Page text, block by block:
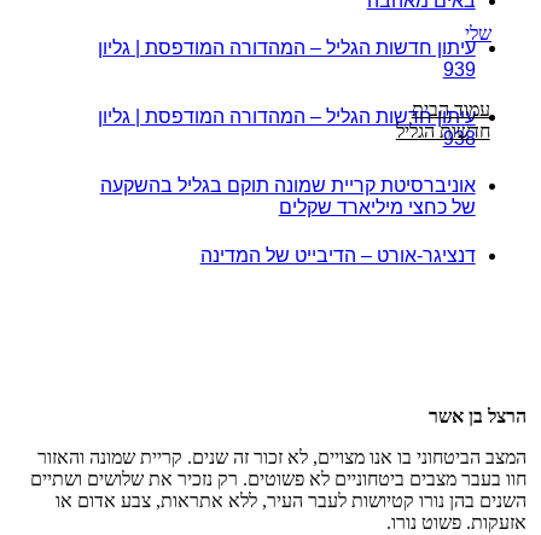
עיתון חדשות הגליל – המהדורה המודפסת | גליון
939
עיתון חדשות הגליל – המהדורה המודפסת | גליון
938
אוניברסיטת קריית שמונה תוקם בגליל בהשקעה
של כחצי מיליארד שקלים
דנציגר-אורט – הדיבייט של המדינה
שלי
עמוד הבית
חדשות הגליל
הרצל בן אשר
המצב הביטחוני בו אנו מצויים, לא זכור זה שנים. קריית שמונה והאזור
חוו בעבר מצבים ביטחוניים לא פשוטים. רק נזכיר את שלושים ושתיים
השנים בהן נורו קטיושות לעבר העיר, ללא אתראות, צבע אדום או
אזעקות. פשוט נורו.